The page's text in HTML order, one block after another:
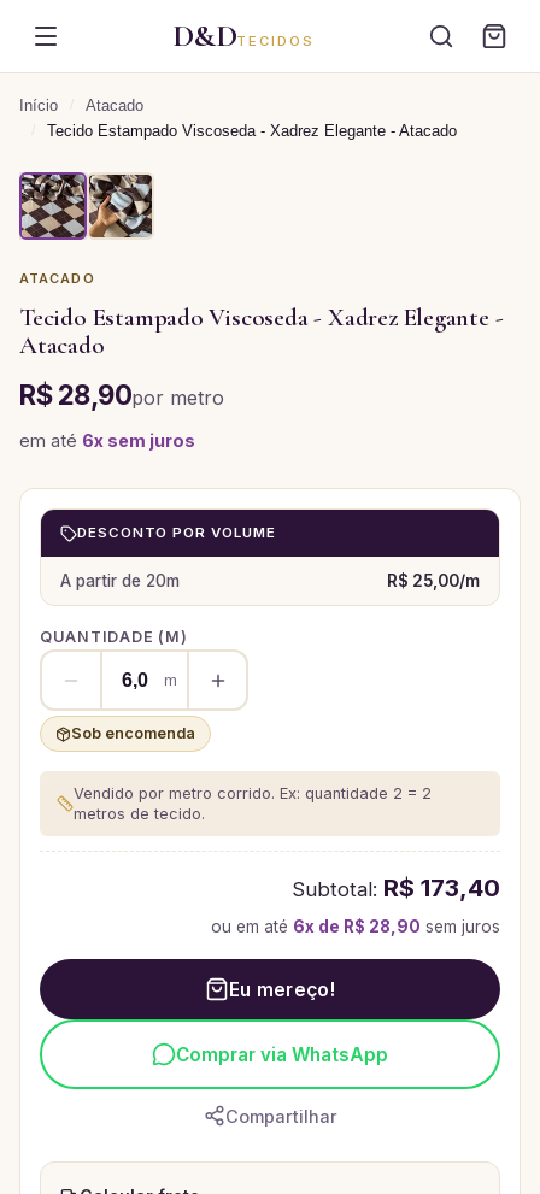
D&DTECIDOS
Início / Atacado
/ Tecido Estampado Viscoseda - Xadrez Elegante - Atacado
ATACADO
Tecido Estampado Viscoseda - Xadrez Elegante -
Atacado
R$ 28,90por metro
em até 6x sem juros
DESCONTO POR VOLUME
A partir de 20m R$ 25,00/m
QUANTIDADE ( M)
m
Sob encomenda
Vendido por metro corrido. Ex: quantidade 2 = 2
metros de tecido.
Subtotal: R$ 173,40
ou em até 6x de R$ 28,90 sem juros
Eu mereço!
Comprar via WhatsApp
Compartilhar